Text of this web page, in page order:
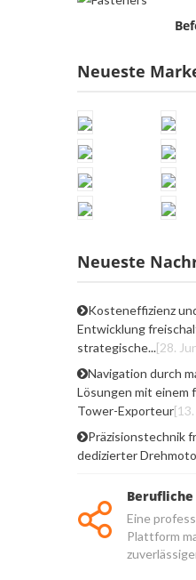
Neueste
Neueste
Kosteneffizienz
Entwicklung
strategische...[28.
Navigation durch
Lösungen mit einem
Tower-Exporteur
Präzisionstechnik
dedizierter
Eine
Plattform